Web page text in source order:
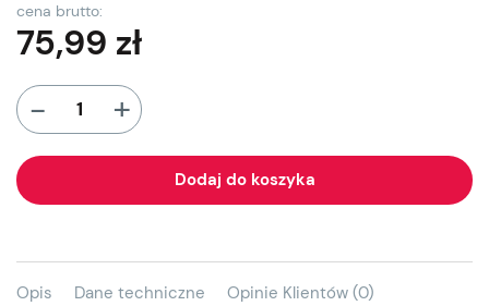
cena brutto:
75,99 zł
- +
Dodaj do koszyka
Opis Dane techniczne Opinie Klientów (0)